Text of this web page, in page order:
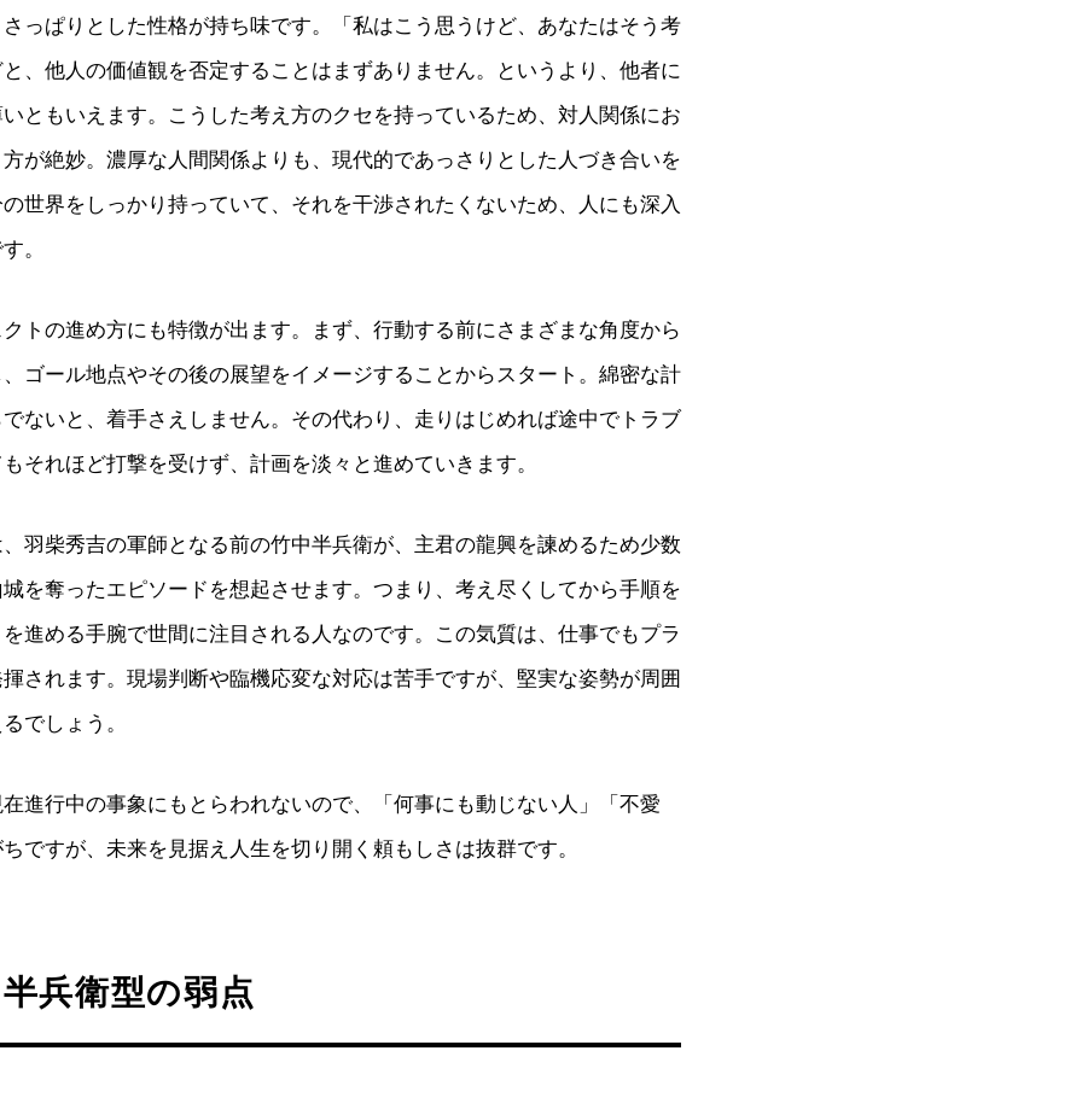
っぱりとした性格が持ち味です。「私はこう思うけど、あなたはそう考
、他人の価値観を否定することはまずありません。というより、他者に
ともいえます。こうした考え方のクセを持っているため、対人関係にお
が絶妙。濃厚な人間関係よりも、現代的であっさりとした人づき合いを
世界をしっかり持っていて、それを干渉されたくないため、人にも深入
。
トの進め方にも特徴が出ます。まず、行動する前にさまざまな角度から
ゴール地点やその後の展望をイメージすることからスタート。綿密な計
ないと、着手さえしません。その代わり、走りはじめれば途中でトラブ
それほど打撃を受けず、計画を淡々と進めていきます。
羽柴秀吉の軍師となる前の竹中半兵衛が、主君の龍興を諫めるため少数
を奪ったエピソードを想起させます。つまり、考え尽くしてから手順を
進める手腕で世間に注目される人なのです。この気質は、仕事でもプラ
されます。現場判断や臨機応変な対応は苦手ですが、堅実な姿勢が周囲
でしょう。
進行中の事象にもとらわれないので、「何事にも動じない人」「不愛
ですが、未来を見据え人生を切り開く頼もしさは抜群です。
兵衛型の弱点